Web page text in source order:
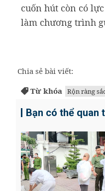
cuốn hút còn có
làm chương trình
Chia sẻ bài viết:
Từ khóa
Rộn ràng
Bạn có thể quan